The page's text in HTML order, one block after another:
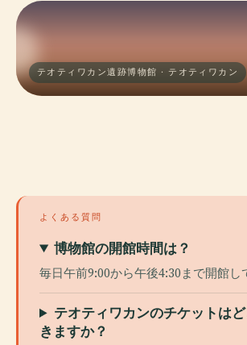
テオティワカン遺跡博物館 · テオティワカン
よくある質問
博物館の開館時間は？
毎日午前9:00から午後4:30まで開館し
テオティワカンのチケットは
きますか？